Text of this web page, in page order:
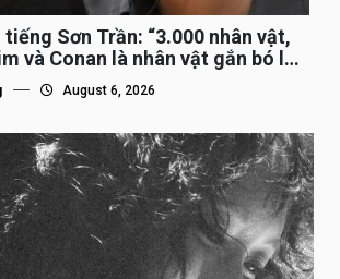
Sơn Trần: “3.000 nhân vật,
và Conan là nhân vật gắn bó lâu
August 6, 2026